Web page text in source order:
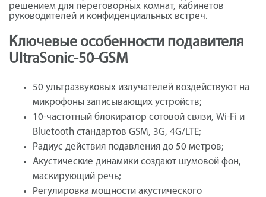
решением для переговорных комнат, кабинетов
руководителей и конфиденциальных встреч.
Ключевые особенности подавителя
UltraSonic-50-GSM
50 ультразвуковых излучателей воздействуют на
микрофоны записывающих устройств;
10-частотный блокиратор сотовой связи, Wi-Fi и
Bluetooth стандартов GSM, 3G, 4G/LTE;
Радиус действия подавления до 50 метров;
Акустические динамики создают шумовой фон,
маскирующий речь;
Регулировка мощности акустического